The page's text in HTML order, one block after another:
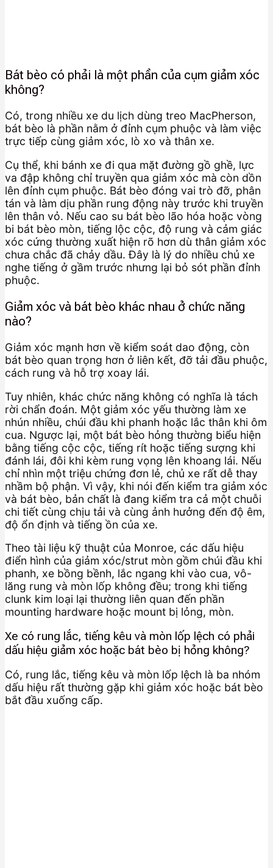
Bát bèo có phải là một phần của cụm giảm xóc
không?
Có, trong nhiều xe du lịch dùng treo MacPherson,
bát bèo là phần nằm ở đỉnh cụm phuộc và làm việc
trực tiếp cùng giảm xóc, lò xo và thân xe.
Cụ thể, khi bánh xe đi qua mặt đường gồ ghề, lực
va đập không chỉ truyền qua giảm xóc mà còn dồn
lên đỉnh cụm phuộc. Bát bèo đóng vai trò đỡ, phân
tán và làm dịu phần rung động này trước khi truyền
lên thân vỏ. Nếu cao su bát bèo lão hóa hoặc vòng
bi bát bèo mòn, tiếng lộc cộc, độ rung và cảm giác
xóc cứng thường xuất hiện rõ hơn dù thân giảm xóc
chưa chắc đã chảy dầu. Đây là lý do nhiều chủ xe
nghe tiếng ở gầm trước nhưng lại bỏ sót phần đỉnh
phuộc.
Giảm xóc và bát bèo khác nhau ở chức năng
nào?
Giảm xóc mạnh hơn về kiểm soát dao động, còn
bát bèo quan trọng hơn ở liên kết, đỡ tải đầu phuộc,
cách rung và hỗ trợ xoay lái.
Tuy nhiên, khác chức năng không có nghĩa là tách
rời chẩn đoán. Một giảm xóc yếu thường làm xe
nhún nhiều, chúi đầu khi phanh hoặc lắc thân khi ôm
cua. Ngược lại, một bát bèo hỏng thường biểu hiện
bằng tiếng cộc cộc, tiếng rít hoặc tiếng sượng khi
đánh lái, đôi khi kèm rung vọng lên khoang lái. Nếu
chỉ nhìn một triệu chứng đơn lẻ, chủ xe rất dễ thay
nhầm bộ phận. Vì vậy, khi nói đến kiểm tra giảm xóc
và bát bèo, bản chất là đang kiểm tra cả một chuỗi
chi tiết cùng chịu tải và cùng ảnh hưởng đến độ êm,
độ ổn định và tiếng ồn của xe.
Theo tài liệu kỹ thuật của Monroe, các dấu hiệu
điển hình của giảm xóc/strut mòn gồm chúi đầu khi
phanh, xe bồng bềnh, lắc ngang khi vào cua, vô-
lăng rung và mòn lốp không đều; trong khi tiếng
clunk kim loại lại thường liên quan đến phần
mounting hardware hoặc mount bị lỏng, mòn.
Xe có rung lắc, tiếng kêu và mòn lốp lệch có phải
dấu hiệu giảm xóc hoặc bát bèo bị hỏng không?
Có, rung lắc, tiếng kêu và mòn lốp lệch là ba nhóm
dấu hiệu rất thường gặp khi giảm xóc hoặc bát bèo
bắt đầu xuống cấp.